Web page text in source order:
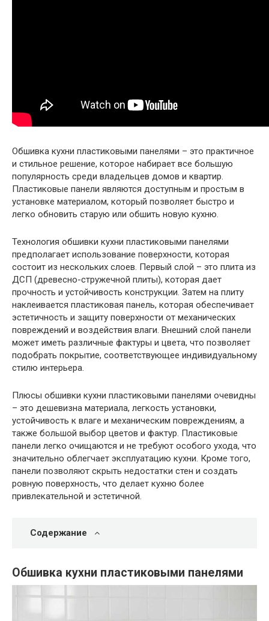
Обшивка кухни пластиковыми панелями – это практичное
и стильное решение, которое набирает все большую
популярность среди владельцев домов и квартир.
Пластиковые панели являются доступным и простым в
установке материалом, который позволяет быстро и
легко обновить старую или обшить новую кухню.
Технология обшивки кухни пластиковыми панелями
предполагает использование поверхности, которая
состоит из нескольких слоев. Первый слой – это плита из
ДСП (древесно-стружечной плиты), которая дает
прочность и устойчивость конструкции. Затем на плиту
наклеивается пластиковая панель, которая обеспечивает
эстетичность и защиту поверхности от механических
повреждений и воздействия влаги. Внешний слой панели
может иметь различные фактуры и цвета, что позволяет
подобрать покрытие, соответствующее индивидуальному
стилю интерьера.
Плюсы обшивки кухни пластиковыми панелями очевидны
– это дешевизна материала, легкость установки,
устойчивость к влаге и механическим повреждениям, а
также большой выбор цветов и фактур. Пластиковые
панели легко очищаются и не требуют особого ухода, что
значительно облегчает эксплуатацию кухни. Кроме того,
панели позволяют скрыть недостатки стен и создать
ровную поверхность, что делает кухню более
привлекательной и эстетичной.
Содержание
Обшивка кухни пластиковыми панелями